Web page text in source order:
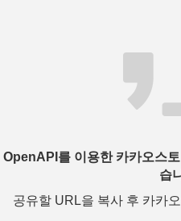
OpenAPI를 이용한 카카오스
습
공유할 URL을 복사 후 카카